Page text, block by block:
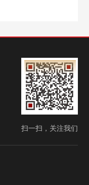
扫一扫，关注我们